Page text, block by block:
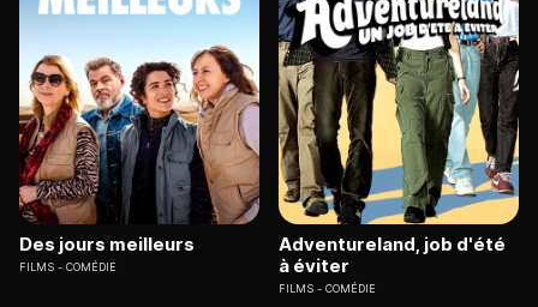
Des jours meilleurs
FILMS COMÉDIE
Adventureland, job d'été
à éviter
FILMS COMÉDIE